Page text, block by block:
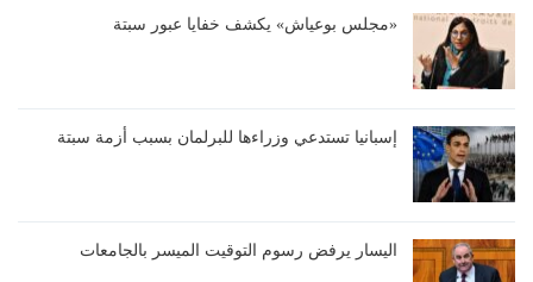
«مجلس بوعياش» يكشف خفايا عبور سبتة
إسبانيا تستدعي وزراءها للبرلمان بسبب أزمة سبتة
اليسار يرفض رسوم التوقيت الميسر بالجامعات